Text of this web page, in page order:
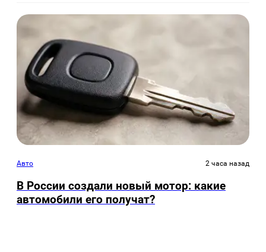
Авто 2 часа назад
В России создали новый мотор: какие
автомобили его получат?